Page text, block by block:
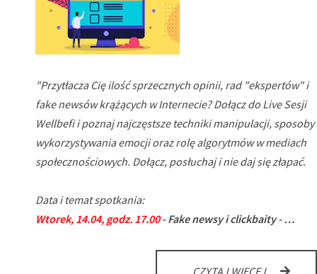
"Przytłacza Cię ilość sprzecznych opinii, rad "ekspertów" i
fake newsów krążących w Internecie? Dołącz do Live Sesji
Wellbefi i poznaj najczęstsze techniki manipulacji, sposoby
wykorzystywania emocji oraz rolę algorytmów w mediach
społecznościowych. Dołącz, posłuchaj i nie daj się złapać.
Data i temat spotkania:
Wtorek, 14.04, godz. 17.00- Fake newsy i clickbaity - …
CZYTAJ WIĘCEJLIVE